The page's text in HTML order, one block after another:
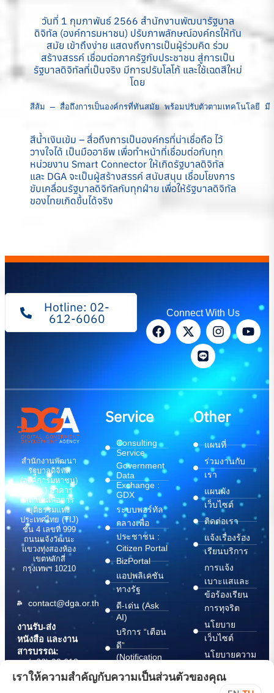
วันที่ 1 กุมภาพันธ์ 2566 สำนักงานพัฒนารัฐบาล
ดิจิทัล (องค์การมหาชน) ปรับภาพลักษณ์องค์กรให้ทัน
สมัย เข้าถึงง่าย แสดงถึงการเป็นผู้ร่วมคิด ร่วม
สร้างสรรค์ เชื่อมต่อภาครัฐกับประชาชน สู่การเป็น
รัฐบาลดิจิทัลที่เป็นจริง มีการปรับโลโก้ และใช้เฉดสีใหม่
โดย
สีส้ม – สื่อถึงการเป็นองค์กรที่ทันสมัย พร้อมปรับตัวตามเทคโนโลยี มีค
สีน้ำเงินเข้ม – สื่อถึงการเป็นองค์กรที่น่าเชื่อถือ ไว้
วางใจได้ เป็นมืออาชีพ เพื่อทำหน้าที่เชื่อมต่อกับทุก
หน่วยงาน Smart Connector ให้เกิดรัฐบาลดิจิทัล
และ DGA จะเป็นผู้สร้างสรรค์ สนับสนุน เชื่อมโยงการ
ขับเคลื่อนรัฐบาลดิจิทัลกับทุกฝ่าย เพื่อให้รัฐบาลดิจิทัล
ของไทยเกิดขึ้นได้จริง
Hotline: 02-
612-6060 Connect With Us
สำนักงานพัฒนา
รัฐบาลดิจิทัล
(องค์การมหาชน)
(สพร.) อาคาร
สถาบันเพื่อการ
ยุติธรรมแห่ง
ประเทศไทย (TIJ)
ชั้น 4 เลขที่ 999
ถนนแจ้งวัฒนะ
แขวงทุ่งสองห้อง
เขตหลักสี่
กรุงเทพฯ 10210
contact@dga.or.th
งานรับ-ส่ง
หนังสือ และงาน
สารบรรณ:
(+66) 02 612
6000
saraban@dga.or.th
Service
Consulting
Service
Government
Data
Exchange :
GDX
ระบบพอร์ทัล
กลางเพื่อ
ประชาชน :
Citizen Portal
BizPortal
แอปพลิเคชัน
ทางรัฐ
ดี-เด่น (Ask
AI)
บริการ “เตือน
ดี”
(Notification
บริการ
Other
แผนที่
ร่วมงานกับ
เรา
แผนผัง
เว็บไซต์
ติดต่อเรา
แจ้งเรื่องร้อง
เรียนบริการ
การแจ้ง
เบาะแสและ
ข้อร้องเรียน
การทุจริต
นโยบาย
เว็บไซต์
นโยบายความ
ปลอดภัย
เราให้ความสำคัญกับความเป็นส่วนตัวของคุณ